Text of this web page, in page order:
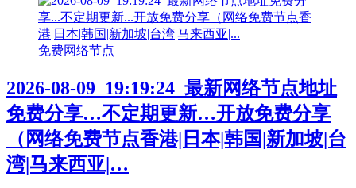
免费网络节点
2026-08-09_19:19:24_最新网络节点地址
免费分享…不定期更新…开放免费分享
（网络免费节点香港|日本|韩国|新加坡|台
湾|马来西亚|…